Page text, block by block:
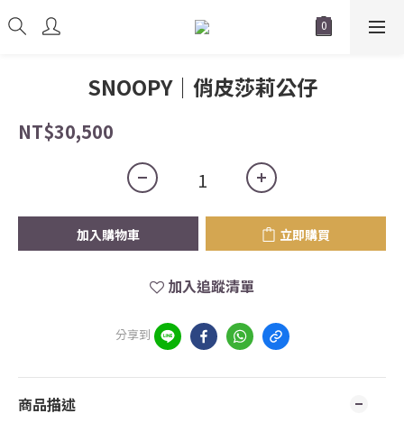
SNOOPY｜俏皮莎莉公仔
NT$30,500
加入購物車 立即購買
加入追蹤清單
分享到
商品描述